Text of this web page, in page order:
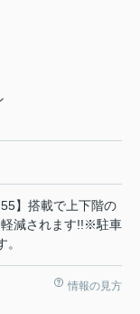
】搭載で上下階の
減されます!!※駐車
情報の見方